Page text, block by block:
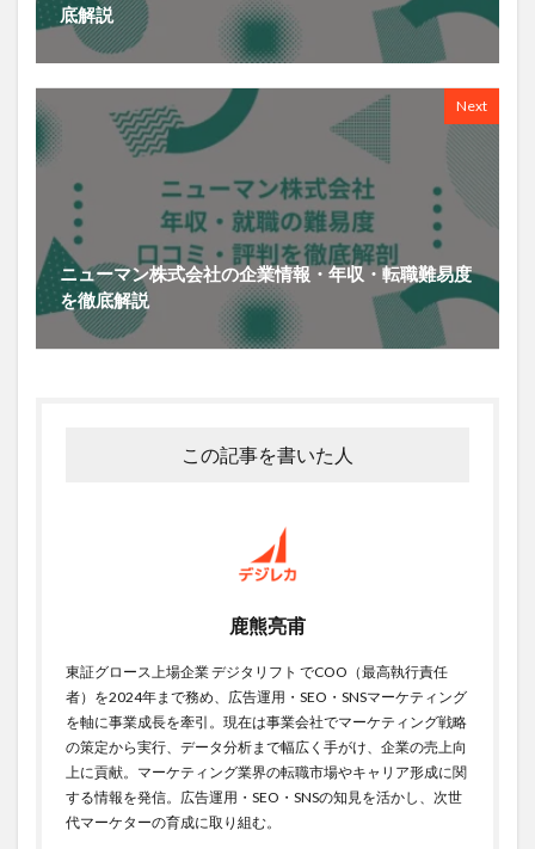
底解説
Next
ニューマン株式会社の企業情報・年収・転職難易度
を徹底解説
この記事を書いた人
鹿熊亮甫
東証グロース上場企業 デジタリフト でCOO（最高執行責任
者）を2024年まで務め、広告運用・SEO・SNSマーケティング
を軸に事業成長を牽引。現在は事業会社でマーケティング戦略
の策定から実行、データ分析まで幅広く手がけ、企業の売上向
上に貢献。マーケティング業界の転職市場やキャリア形成に関
する情報を発信。広告運用・SEO・SNSの知見を活かし、次世
代マーケターの育成に取り組む。